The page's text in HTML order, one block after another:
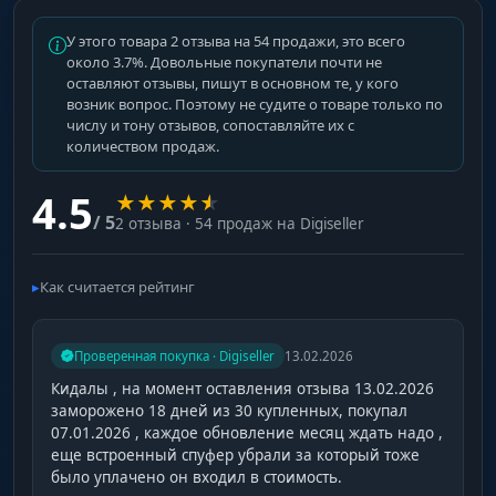
TC Options
инфо о шкафе: HP, содержание (Upkeep), ID
Electronics
турели, батареи, RF-ресиверы, сенсоры
Workbench
Sleeping Bag
спальные мешки
У этого товара 2 отзыва на 54 продажи, это всего
около 3.7%. Довольные покупатели почти не
оставляют отзывы, пишут в основном те, у кого
возник вопрос. Поэтому не судите о товаре только по
числу и тону отзывов, сопоставляйте их с
количеством продаж.
4.5/ 5
★★★★★
2 отзыва · 54 продаж на Digiseller
Как считается рейтинг
Проверенная покупка · Digiseller 13.02.2026
Кидалы , на момент оставления отзыва 13.02.2026
заморожено 18 дней из 30 купленных, покупал
07.01.2026 , каждое обновление месяц ждать надо ,
еще встроенный спуфер убрали за который тоже
было уплачено он входил в стоимость.